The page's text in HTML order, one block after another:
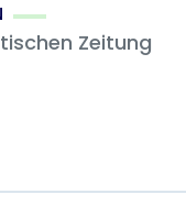
Zeitung